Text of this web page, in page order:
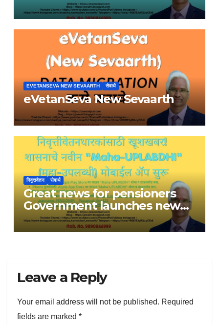
EVETANSEVA NEW SEVAARTH सेवार्थ
eVetanSeva New Sevaarth
निवृत्तवेतन सेवार्थ
Great news for pensioners
Government launches new
Maha-UPLABDHI mobile app
Leave a Reply
Your email address will not be published. Required
fields are marked *